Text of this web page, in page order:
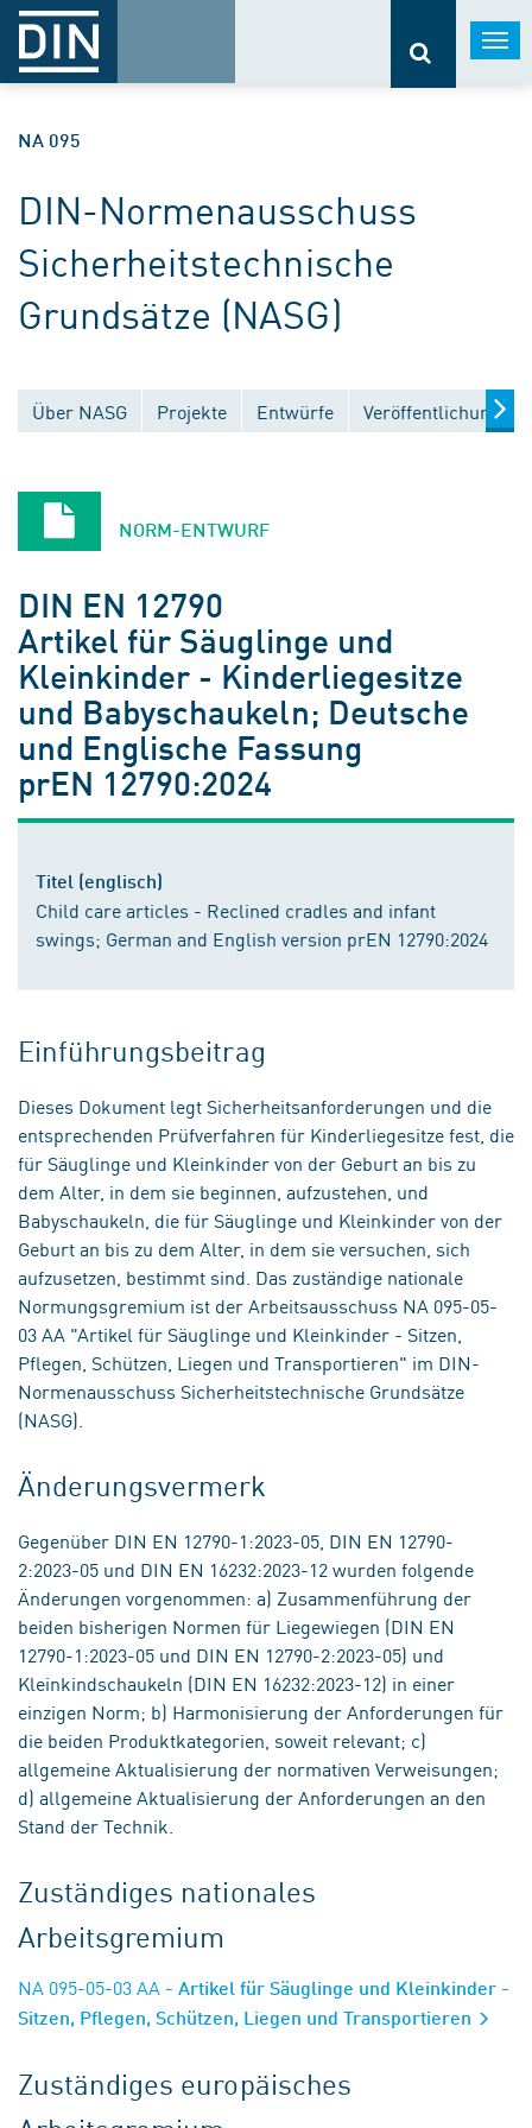
NA 095
DIN-Normenausschuss
Sicherheitstechnische
Grundsätze (NASG)
Über NASG Projekte Entwürfe Veröffentlichungen
NORM-ENTWURF
DIN EN 12790
Artikel für Säuglinge und
Kleinkinder - Kinderliegesitze
und Babyschaukeln; Deutsche
und Englische Fassung
prEN 12790:2024
Titel (englisch)
Child care articles - Reclined cradles and infant
swings; German and English version prEN 12790:2024
Einführungsbeitrag
Dieses Dokument legt Sicherheitsanforderungen und die
entsprechenden Prüfverfahren für Kinderliegesitze fest, die
für Säuglinge und Kleinkinder von der Geburt an bis zu
dem Alter, in dem sie beginnen, aufzustehen, und
Babyschaukeln, die für Säuglinge und Kleinkinder von der
Geburt an bis zu dem Alter, in dem sie versuchen, sich
aufzusetzen, bestimmt sind. Das zuständige nationale
Normungsgremium ist der Arbeitsausschuss NA 095-05-
03 AA "Artikel für Säuglinge und Kleinkinder - Sitzen,
Pflegen, Schützen, Liegen und Transportieren" im DIN-
Normenausschuss Sicherheitstechnische Grundsätze
(NASG).
Änderungsvermerk
Gegenüber DIN EN 12790-1:2023-05, DIN EN 12790-
2:2023-05 und DIN EN 16232:2023-12 wurden folgende
Änderungen vorgenommen: a) Zusammenführung der
beiden bisherigen Normen für Liegewiegen (DIN EN
12790-1:2023-05 und DIN EN 12790-2:2023-05) und
Kleinkindschaukeln (DIN EN 16232:2023-12) in einer
einzigen Norm; b) Harmonisierung der Anforderungen für
die beiden Produktkategorien, soweit relevant; c)
allgemeine Aktualisierung der normativen Verweisungen;
d) allgemeine Aktualisierung der Anforderungen an den
Stand der Technik.
Zuständiges nationales
Arbeitsgremium
NA 095-05-03 AA - Artikel für Säuglinge und Kleinkinder -
Sitzen, Pflegen, Schützen, Liegen und Transportieren
Zuständiges europäisches